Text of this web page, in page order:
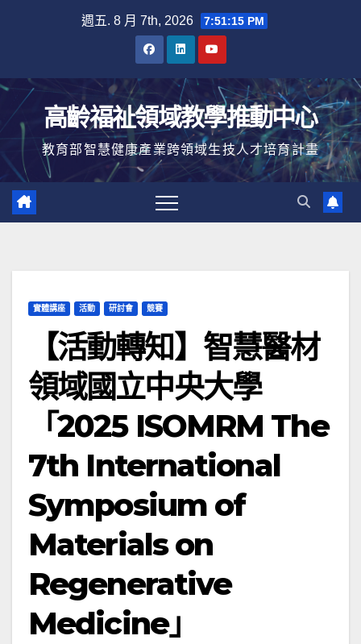
週五. 8 月 7th, 2026 7:51:16 PM
高齡福祉領域教學推動中心
教育部智慧健康產業跨領域生技人才培育計畫
實體講座 活動 研討會 競賽
【活動轉知】智慧醫材
領域國立中央大學
「2025 ISOMRM The
7th International
Symposium of
Materials on
Regenerative
Medicine」